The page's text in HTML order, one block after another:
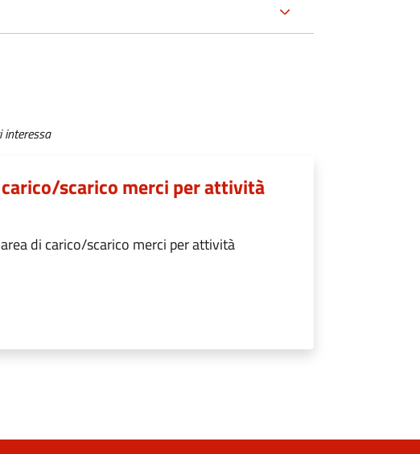
interessa
scarico merci per attività
di carico/scarico merci per attività